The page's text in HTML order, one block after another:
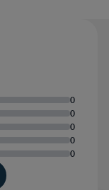
0
0
0
0
0